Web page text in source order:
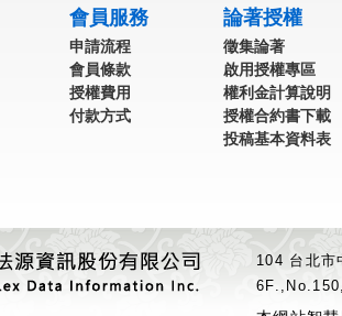
會員服務
申請流程
會員條款
授權費用
付款方式
論著授權
徵集論著
啟用授權專區
權利金計算說明
授權合約書下載
投稿基本資料表
104 台北市